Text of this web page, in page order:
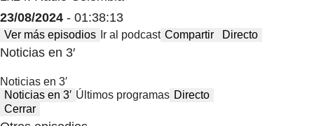
23/08/2024 - 01:38:13
Ver más episodios Ir al podcast Compartir Directo
Noticias en 3′
Noticias en 3′
Noticias en 3′ Últimos programas Directo
Cerrar